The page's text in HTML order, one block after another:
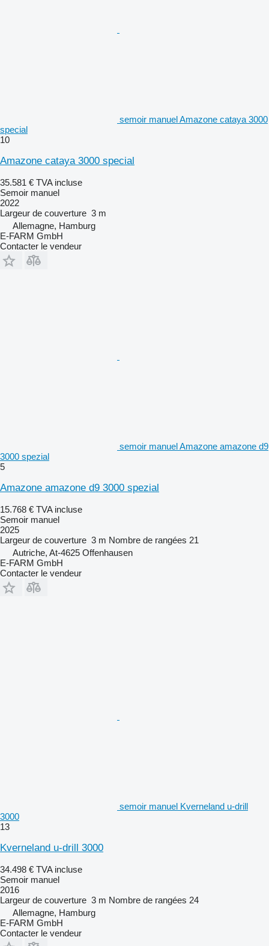
semoir manuel Amazone cataya 3000
special
10
Amazone cataya 3000 special
35.581 € TVA incluse
Semoir manuel
2022
Largeur de couverture 3 m
Allemagne, Hamburg
E-FARM GmbH
Contacter le vendeur
semoir manuel Amazone amazone d9
3000 spezial
5
Amazone amazone d9 3000 spezial
15.768 € TVA incluse
Semoir manuel
2025
Largeur de couverture 3 m Nombre de rangées 21
Autriche, At-4625 Offenhausen
E-FARM GmbH
Contacter le vendeur
semoir manuel Kverneland u-drill
3000
13
Kverneland u-drill 3000
34.498 € TVA incluse
Semoir manuel
2016
Largeur de couverture 3 m Nombre de rangées 24
Allemagne, Hamburg
E-FARM GmbH
Contacter le vendeur